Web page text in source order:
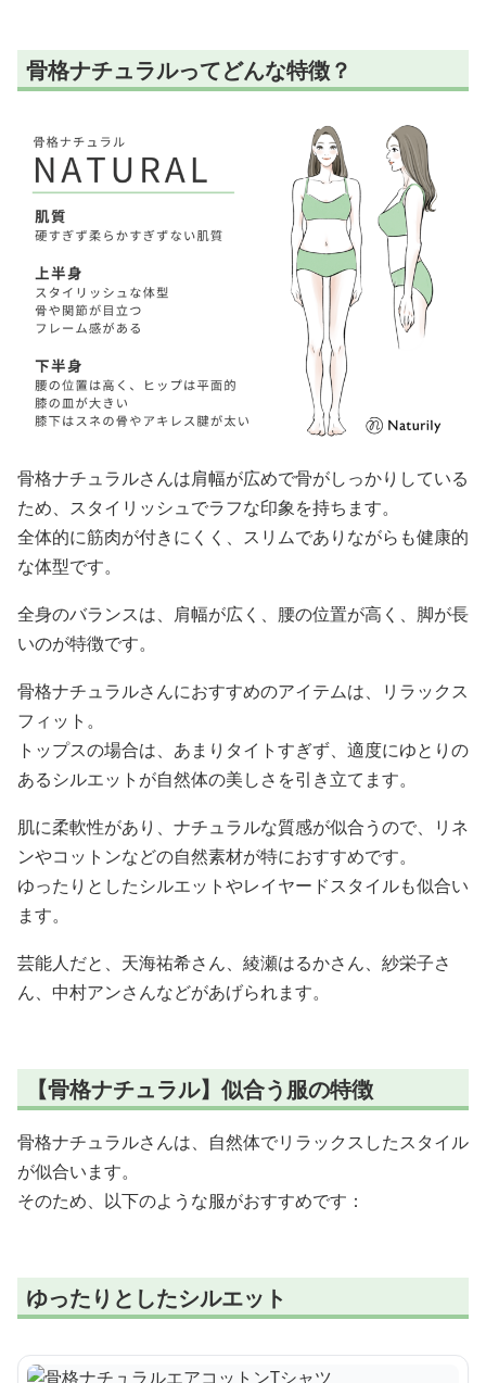
骨格ナチュラルってどんな特徴？
骨格ナチュラルさんは肩幅が広めで骨がしっかりしている
ため、スタイリッシュでラフな印象を持ちます。
全体的に筋肉が付きにくく、スリムでありながらも健康的
な体型です。
全身のバランスは、肩幅が広く、腰の位置が高く、脚が長
いのが特徴です。
骨格ナチュラルさんにおすすめのアイテムは、リラックス
フィット。
トップスの場合は、あまりタイトすぎず、適度にゆとりの
あるシルエットが自然体の美しさを引き立てます。
肌に柔軟性があり、ナチュラルな質感が似合うので、リネ
ンやコットンなどの自然素材が特におすすめです。
ゆったりとしたシルエットやレイヤードスタイルも似合い
ます。
芸能人だと、天海祐希さん、綾瀬はるかさん、紗栄子さ
ん、中村アンさんなどがあげられます。
【骨格ナチュラル】似合う服の特徴
骨格ナチュラルさんは、自然体でリラックスしたスタイル
が似合います。
そのため、以下のような服がおすすめです：
ゆったりとしたシルエット